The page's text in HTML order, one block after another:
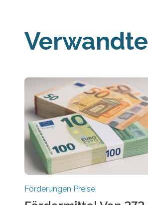
Verwandte
Förderungen Preise